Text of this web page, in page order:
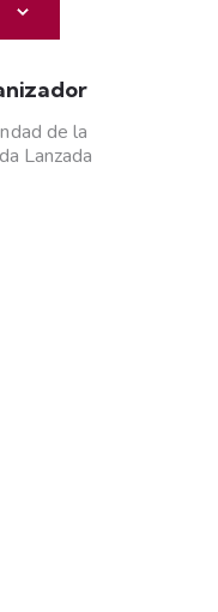
de la
Lanzada